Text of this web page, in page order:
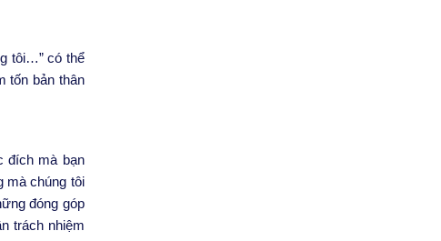
tôi…” có thể
tốn bản thân
đích mà bạn
mà chúng tôi
đóng góp
trách nhiệm